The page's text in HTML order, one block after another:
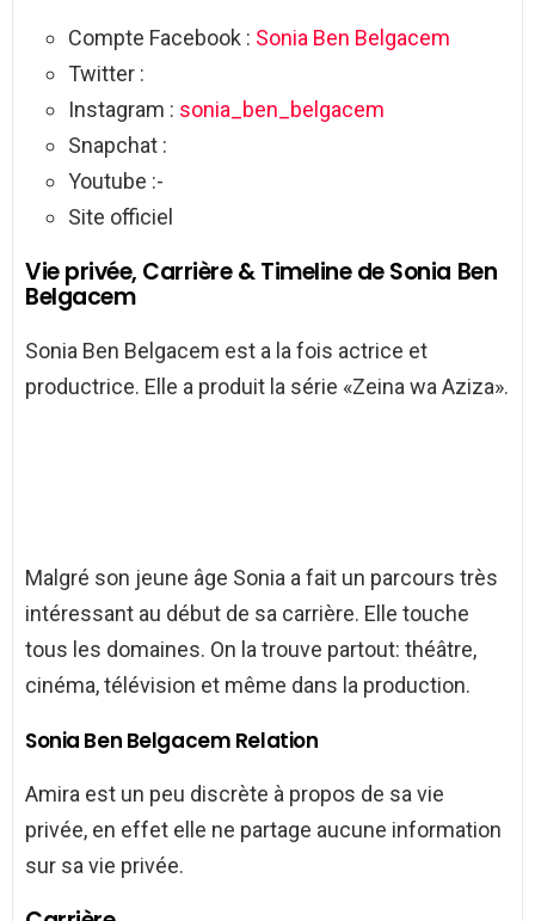
Compte Facebook : Sonia Ben Belgacem
Twitter :
Instagram : sonia_ben_belgacem
Snapchat :
Youtube :-
Site officiel
Vie privée, Carrière & Timeline de Sonia Ben
Belgacem
Sonia Ben Belgacem est a la fois actrice et
productrice. Elle a produit la série «Zeina wa Aziza».
Malgré son jeune âge Sonia a fait un parcours très
intéressant au début de sa carrière. Elle touche
tous les domaines. On la trouve partout: théâtre,
cinéma, télévision et même dans la production.
Sonia Ben Belgacem Relation
Amira est un peu discrète à propos de sa vie
privée, en effet elle ne partage aucune information
sur sa vie privée.